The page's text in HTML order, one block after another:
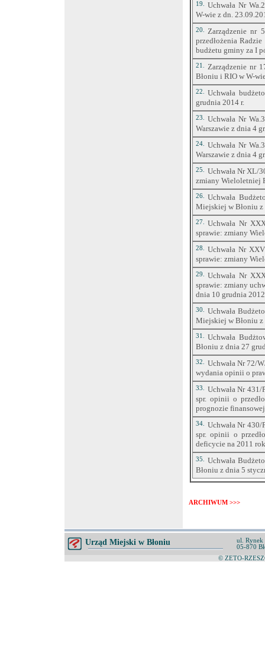
19.
Uchwała Nr
W-wie z dn.
20.
Zarządzenie nr
przedłożenia
budżetu gminy za I
21.
Zarządzenie nr
Błoniu i RIO w W-
22.
Uchwała
grudnia 2014 r.
23.
Uchwała Nr
Warszawie z dnia 4
24.
Uchwała Nr
Warszawie z dnia 4
25.
Uchwała Nr XL/
zmiany Wieloletniej
26.
Uchwała
Miejskiej w Błoniu z
27.
Uchwała Nr
sprawie: zmiany
28.
Uchwała Nr
sprawie: zmiany
29.
Uchwała Nr
sprawie: zmiany
dnia 10 grudnia 2012
30.
Uchwała
Miejskiej w Błoniu z
31.
Uchwała
Błoniu z dnia 27
32.
Uchwała Nr 72/
wydania opinii o
33.
Uchwała Nr
spr. opinii o
prognozie finansowej
34.
Uchwała Nr
spr. opinii o
deficycie na 2011 rok
35.
Uchwała
Błoniu z dnia 5
ARCHIWUM >>>
Lp. Tytuł treści
Uchwała Nr
uchwalenia
Uchwała Nr XIX/
2007 r. w sprawie
Uchwała nr 344/
dn. 11.12.2007
Burmistrza MiG
2008 rok oraz o
Uchwała Nr V/
2007 r. w sprawie
Zarządzenie nr
w sprawie
sprawozdania z
PROJEKT
NA 2007 ROK /
Rb-NDS
DEFICYCIE
początku roku do
Uchwała Nr XL/
2005 r. w sprawie
PROJEKT
NA 2006 ROK /
10. Informacja
11. Informacja o
12.
Uchwała Nr
grudnia 2005 r.
rok
13.
PROJEKT
NA 2005 ROK /
14.
Uchwała Nr 85/
Obrachunkowej
15.
Uchwała nr
16.
Uchwała Nr 8/
Urząd Miejski w Błoniu
ul. Rynek
05-870
© ZETO-